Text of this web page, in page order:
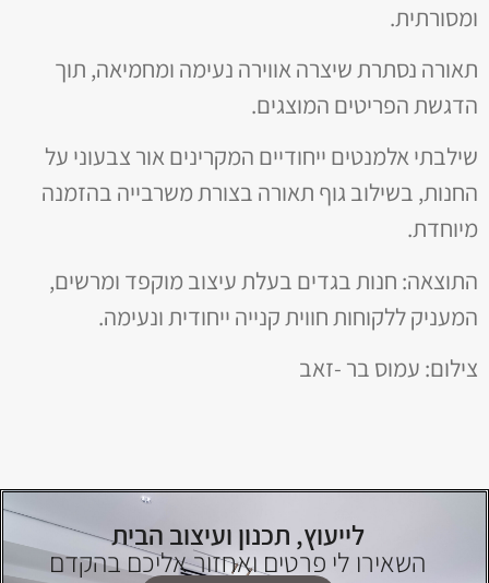
ומסורתית.
תאורה נסתרת שיצרה אווירה נעימה ומחמיאה, תוך
הדגשת הפריטים המוצגים.
שילבתי אלמנטים ייחודיים המקרינים אור צבעוני על
החנות, בשילוב גוף תאורה בצורת משרבייה בהזמנה
מיוחדת.
התוצאה: חנות בגדים בעלת עיצוב מוקפד ומרשים,
המעניק ללקוחות חווית קנייה ייחודית ונעימה.
צילום: עמוס בר -זאב
לייעוץ, תכנון ועיצוב הבית
השאירו לי פרטים ואחזור אליכם בהקדם